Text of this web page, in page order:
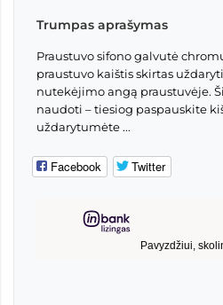
Trumpas aprašymas
Praustuvo sifono galvutė
praustuvo kaištis skirtas
nutekėjimo angą praustuvėje.
naudoti – tiesiog paspauskite
uždarytumėte ...
Facebook Twitter